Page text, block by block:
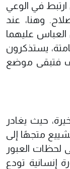
ارتبط في الوعي
وهنا، عند
العباس عليهما
يستذكرون
فتبقى موضع
حيث يغادر
متجهًا إلى
لحظات العبور
تودع